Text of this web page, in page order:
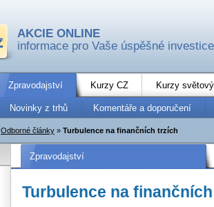
AKCIE ONLINE
informace pro Vaše úspěšné investice
Zpravodajství Kurzy CZ Kurzy
Novinky z trhů Komentáře a doporučení
Odborné články » Turbulence na finančních trzích
Zpravodajství
Turbulence na